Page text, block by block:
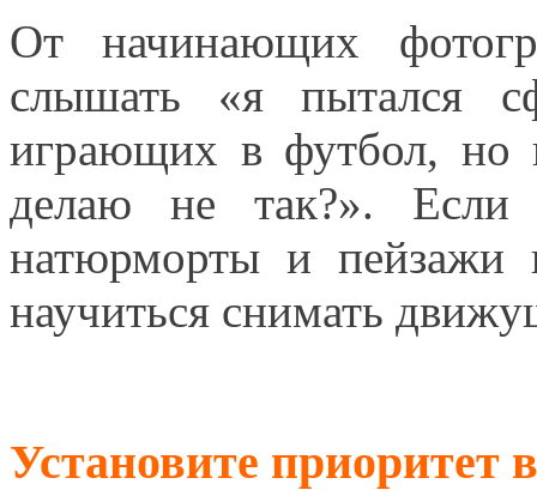
От начинающих
слышать «я пытался
играющих в футбол, но
делаю не так?». Если
натюрморты и
научиться снимать
Установите приоритет